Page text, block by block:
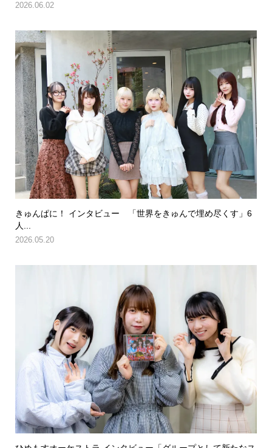
2026.06.02
きゅんぱに！ インタビュー 「世界をきゅんで埋め尽くす」6
人...
2026.05.20